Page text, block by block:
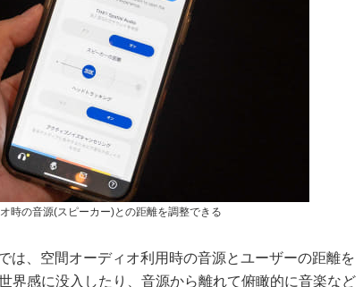
時の音源(スピーカー)との距離を調整できる
は、空間オーディオ利用時の音源とユーザーの距離を
界感に没入したり、音源から離れて俯瞰的に音楽など